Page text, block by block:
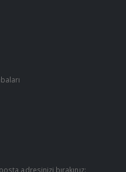
adresinizi bırakınız: